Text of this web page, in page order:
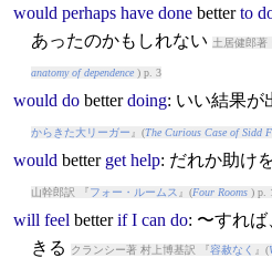
would perhaps have done better to
あったのかもしれない 土居健郎著
anatomy of dependence) p. 3
would do better doing: いい結果が
からきた大リーガー 』(The Curious Case of Sidd
would better get help: だれか助け
山幹郎訳 『フォー・ルームス 』(Four Rooms) p.
will feel better if I can do: 〜すれ
きる
クランシー著 村上博基訳 『容赦なく 』(